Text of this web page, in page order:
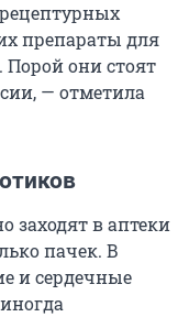
препараты для
они стоят
— отметила
заходят в аптеки
пачек. В
и сердечные